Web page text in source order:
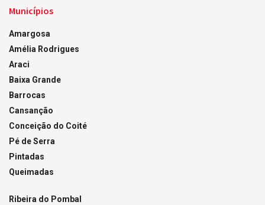
Municípios
Amargosa
Amélia Rodrigues
Araci
Baixa Grande
Barrocas
Cansanção
Conceição do Coité
Pé de Serra
Pintadas
Queimadas
Ribeira do Pombal